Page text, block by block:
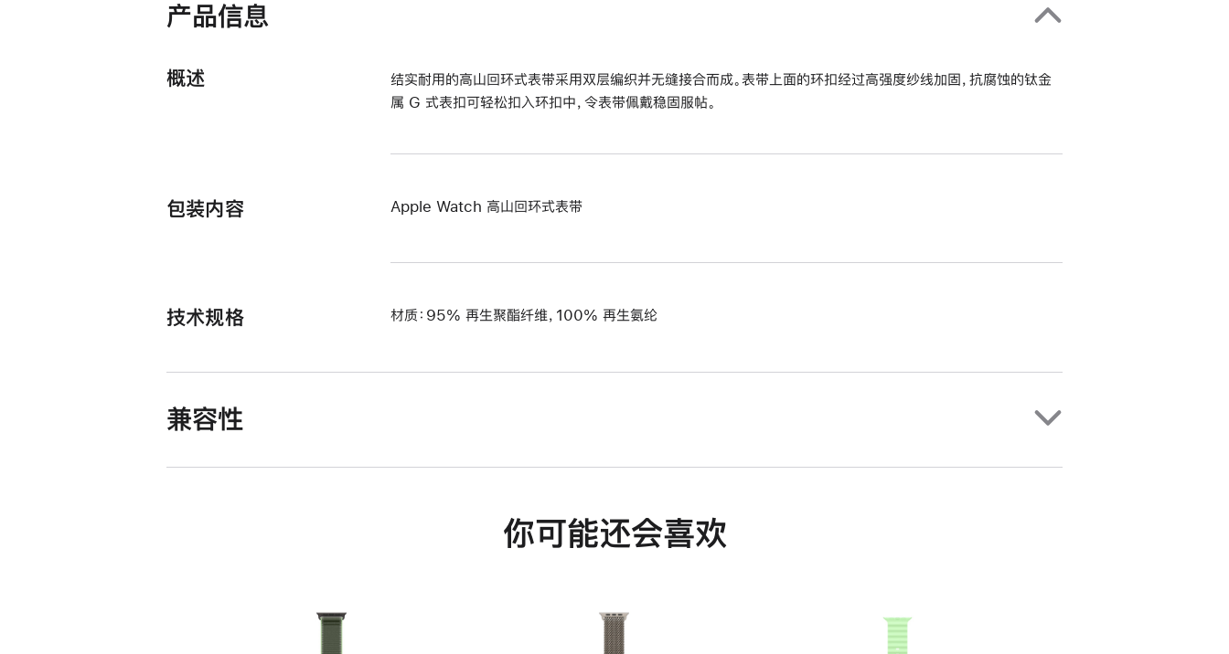
产品信息
概述
结实耐用的高山回环式表带采用双层编织并无缝接合而成。表带上面的环扣经过高强度纱线加固，抗腐蚀的钛金
属 G 式表扣可轻松扣入环扣中，令表带佩戴稳固服帖。
包装内容 Apple Watch 高山回环式表带
技术规格 材质：95% 再生聚酯纤维，100% 再生氨纶
兼容性
你可能还会喜欢